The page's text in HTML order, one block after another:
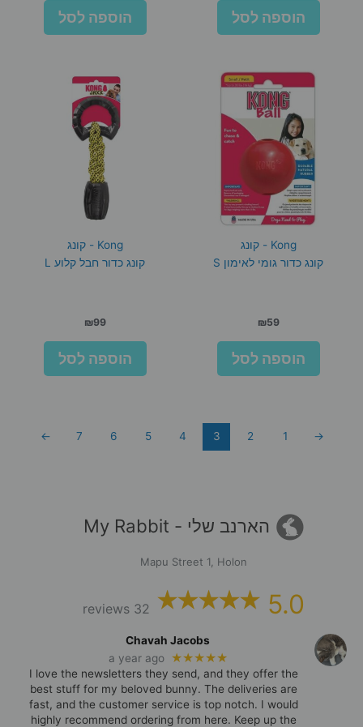
הוספה לסל הוספה לסל
Kong - קונג
קונג כדור גומי לאימון S
₪59
הוספה לסל
Kong - קונג
קונג כדור חבל קלוע L
₪99
הוספה לסל
→
1
2
3
4
5
6
7
←
הארנב שלי - My Rabbit
Mapu Street 1, Holon
5.0
32 reviews
Chavah Jacobs
★★★★★
a year ago
I love the newsletters they send, and they offer the
best stuff for my beloved bunny. The deliveries are
fast, and the customer service is top notch. I would
highly recommend ordering from here. Keep up the